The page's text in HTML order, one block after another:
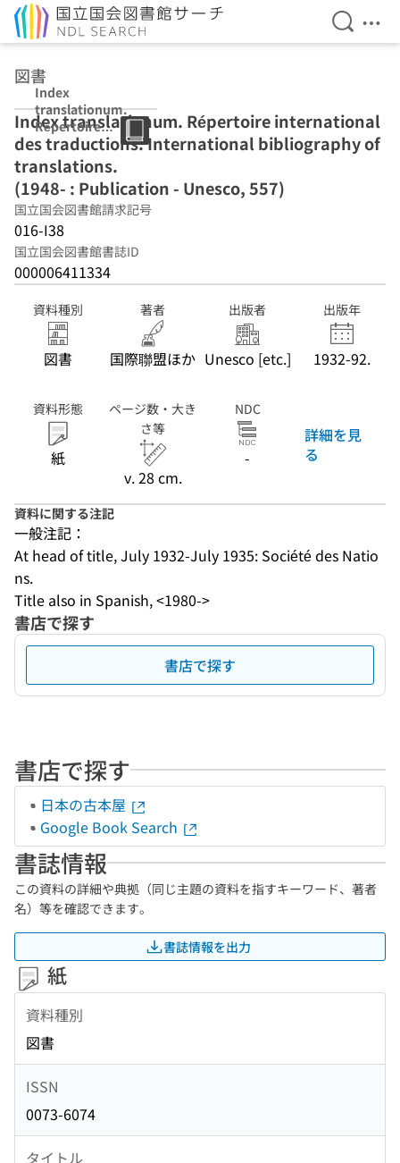
検索を
メ
図書
Index
translationum.
Répertoire
international
des traductions.
International
bibliography of
translations.
(1948- :
Publication -
Unesco, 557)
Index translationum. Répertoire international
des traductions. International bibliography of
translations.
(1948- : Publication - Unesco, 557)
国立国会図書館請求記号
016-I38
国立国会図書館書誌ID
000006411334
資料種別
図書
著者
国際聯盟ほか
出版者
Unesco [etc.]
出版年
1932-92.
資料形態
紙
ページ数・大き
さ等
v. 28 cm.
NDC
-
詳細を見
る
資料に関する注記
一般注記：
At head of title, July 1932-July 1935: Société des Natio
ns.
Title also in Spanish, <1980->
書店で探す
書店で探す
書店で探す
日本の古本屋
Google Book Search
書誌情報
この資料の詳細や典拠（同じ主題の資料を指すキーワード、著者
名）等を確認できます。
書誌情報を出力
紙
資料種別
図書
ISSN
0073-6074
タイトル